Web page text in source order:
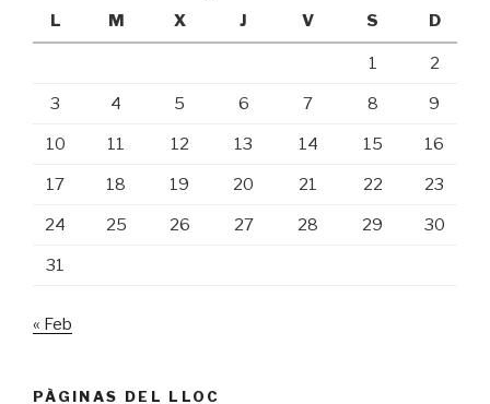
L
M X J V S D
1 2
3 4 5 6 7 8 9
10 11 12 13 14 15 16
17 18 19 20 21 22 23
24 25 26 27 28 29 30
31
« Feb
PÀGINAS DEL LLOC